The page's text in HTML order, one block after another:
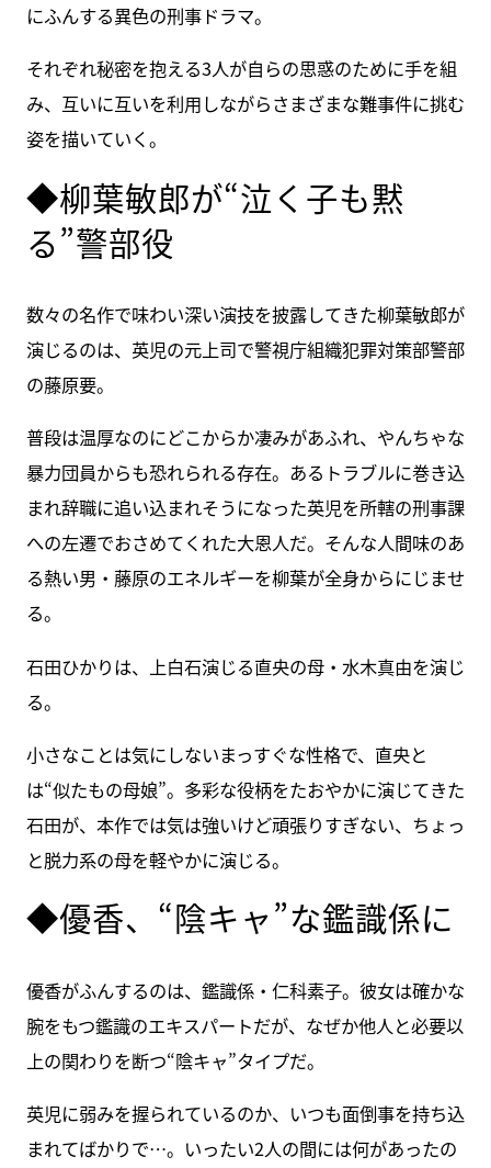
にふんする異色の刑事ドラマ。
それぞれ秘密を抱える3人が自らの思惑のために手を組
み、互いに互いを利用しながらさまざまな難事件に挑む
姿を描いていく。
◆柳葉敏郎が“泣く子も黙
る”警部役
数々の名作で味わい深い演技を披露してきた柳葉敏郎が
演じるのは、英児の元上司で警視庁組織犯罪対策部警部
の藤原要。
普段は温厚なのにどこからか凄みがあふれ、やんちゃな
暴力団員からも恐れられる存在。あるトラブルに巻き込
まれ辞職に追い込まれそうになった英児を所轄の刑事課
への左遷でおさめてくれた大恩人だ。そんな人間味のあ
る熱い男・藤原のエネルギーを柳葉が全身からにじませ
る。
石田ひかりは、上白石演じる直央の母・水木真由を演じ
る。
小さなことは気にしないまっすぐな性格で、直央と
は“似たもの母娘”。多彩な役柄をたおやかに演じてきた
石田が、本作では気は強いけど頑張りすぎない、ちょっ
と脱力系の母を軽やかに演じる。
◆優香、“陰キャ”な鑑識係に
優香がふんするのは、鑑識係・仁科素子。彼女は確かな
腕をもつ鑑識のエキスパートだが、なぜか他人と必要以
上の関わりを断つ“陰キャ”タイプだ。
英児に弱みを握られているのか、いつも面倒事を持ち込
まれてばかりで…。いったい2人の間には何があったの